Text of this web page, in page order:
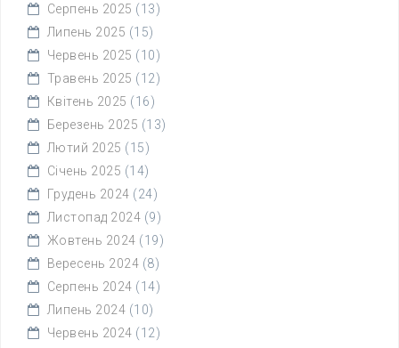
Серпень 2025 (13)
Липень 2025 (15)
Червень 2025 (10)
Травень 2025 (12)
Квітень 2025 (16)
Березень 2025 (13)
Лютий 2025 (15)
Січень 2025 (14)
Грудень 2024 (24)
Листопад 2024 (9)
Жовтень 2024 (19)
Вересень 2024 (8)
Серпень 2024 (14)
Липень 2024 (10)
Червень 2024 (12)